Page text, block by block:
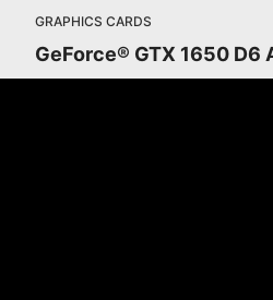
GRAPHICS CARDS
GeForce® GTX 1650 D6